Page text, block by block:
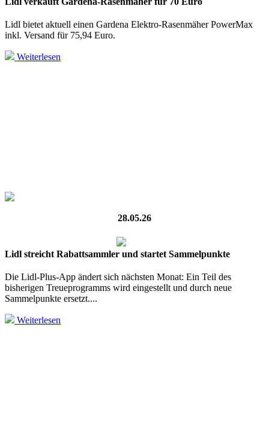
Lidl bietet aktuell einen Gardena Elektro-Rasenmäher PowerMax
inkl. Versand für 75,94 Euro.
Weiterlesen
28.05.26
Lidl streicht Rabattsammler und startet Sammelpunkte
Die Lidl-Plus-App ändert sich nächsten Monat: Ein Teil des
bisherigen Treueprogramms wird eingestellt und durch neue
Sammelpunkte ersetzt....
Weiterlesen